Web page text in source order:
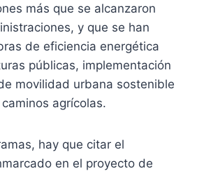
más que se alcanzaron
y que se han
de eficiencia energética
públicas, implementación
movilidad urbana sostenible
agrícolas.
hay que citar el
en el proyecto de